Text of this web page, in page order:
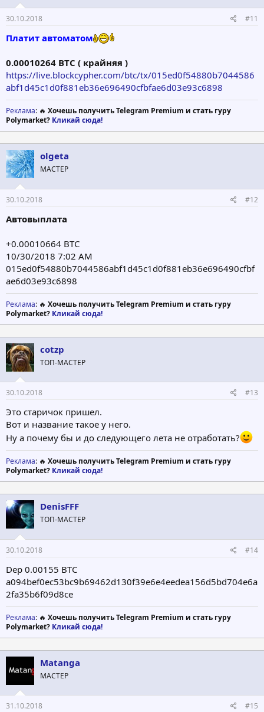
30.10.2018 #11
Платит автоматом
0.00010264 BTC ( крайняя )
https://live.blockcypher.com/btc/tx/015ed0f54880b7044586
abf1d45c1d0f881eb36e696490cfbfae6d03e93c6898
Реклама: 🔥 Хочешь получить Telegram Premium и стать гуру
Polymarket? Кликай сюда!
olgeta
МАСТЕР
30.10.2018 #12
Автовыплата
+0.00010664 BTC
10/30/2018 7:02 AM
015ed0f54880b7044586abf1d45c1d0f881eb36e696490cfbf
ae6d03e93c6898
Реклама: 🔥 Хочешь получить Telegram Premium и стать гуру
Polymarket? Кликай сюда!
cotzp
ТОП-МАСТЕР
30.10.2018 #13
Это старичок пришел.
Вот и название такое у него.
Ну а почему бы и до следующего лета не отработать?
Реклама: 🔥 Хочешь получить Telegram Premium и стать гуру
Polymarket? Кликай сюда!
DenisFFF
ТОП-МАСТЕР
30.10.2018 #14
Dep 0.00155 BTC
a094bef0ec53bc9b69462d130f39e6e4eedea156d5bd704e6a
2fa35b6f09d8ce
Реклама: 🔥 Хочешь получить Telegram Premium и стать гуру
Polymarket? Кликай сюда!
Matanga
МАСТЕР
31.10.2018 #15